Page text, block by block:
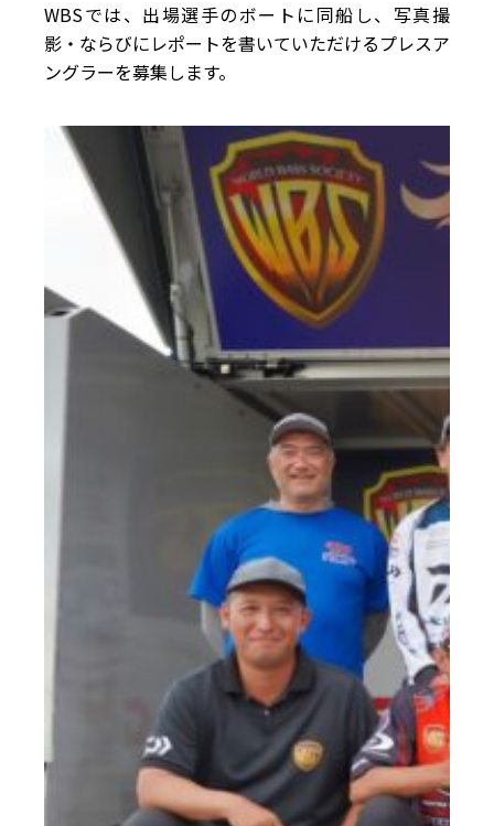
WBSでは、出場選手のボートに同船し、写真撮
影・ならびにレポートを書いていただけるプレスア
ングラーを募集します。